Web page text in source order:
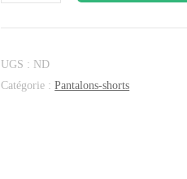
UGS : ND
Catégorie :Pantalons-shorts